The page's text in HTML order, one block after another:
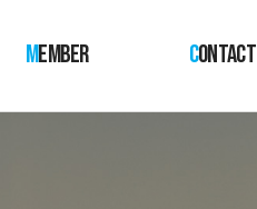
MEMBER CONTACT